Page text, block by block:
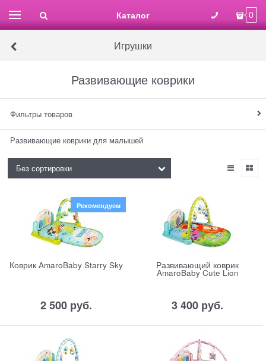
Каталог 0
Игрушки
Развивающие коврики
Фильтры товаров
Развивающие коврики для малышей
Коврик AmaroBaby Starry Sky
2 500 руб.
Рекомендуем
Развивающий коврик
AmaroBaby Cute Lion
3 400 руб.